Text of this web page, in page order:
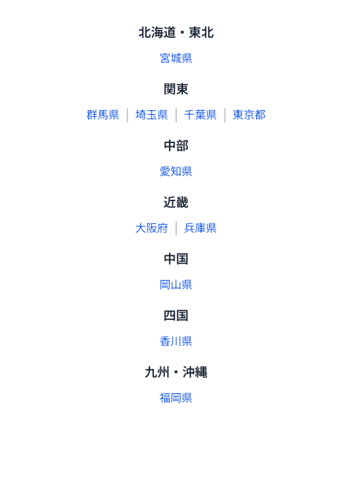
北海道・東北
宮城県
関東
群馬県 | 埼玉県 | 千葉県 | 東京都
中部
愛知県
近畿
大阪府 | 兵庫県
中国
岡山県
四国
香川県
九州・沖縄
福岡県